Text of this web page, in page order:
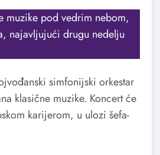
muzike pod vedrim nebom,
najavljujući drugu nedelju
simfonijski orkestar
klasične muzike. Koncert će
karijerom, u ulozi šefa-